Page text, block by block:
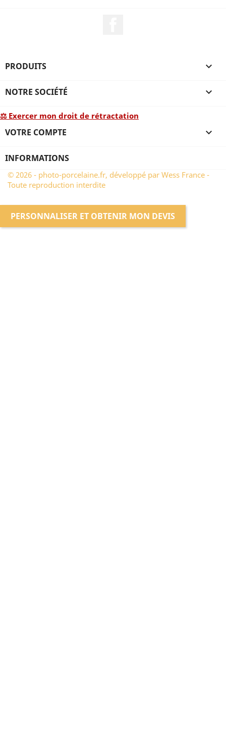
PRODUITS 
NOTRE SOCIÉTÉ 
⚖ Exercer mon droit de rétractation
VOTRE COMPTE 
INFORMATIONS
© 2026 - photo-porcelaine.fr, développé par Wess France -
Toute reproduction interdite
PERSONNALISER ET OBTENIR MON DEVIS